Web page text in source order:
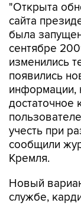
"Открыта
сайта
была
сентябре
изменились
появились
информации,
достаточное
учесть при
сообщили
Кремля.
Новый
службе,